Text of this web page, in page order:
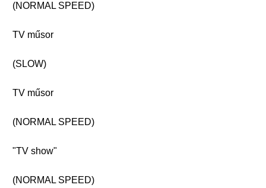
(NORMAL SPEED)
TV műsor
(SLOW)
TV műsor
(NORMAL SPEED)
"TV show"
(NORMAL SPEED)